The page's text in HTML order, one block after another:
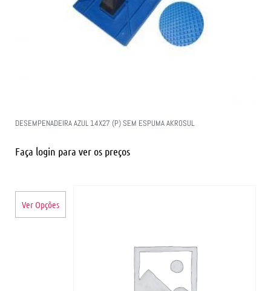
DESEMPENADEIRA AZUL 14X27 (P) SEM ESPUMA AKROSUL
Faça login para ver os preços
Ver Opções